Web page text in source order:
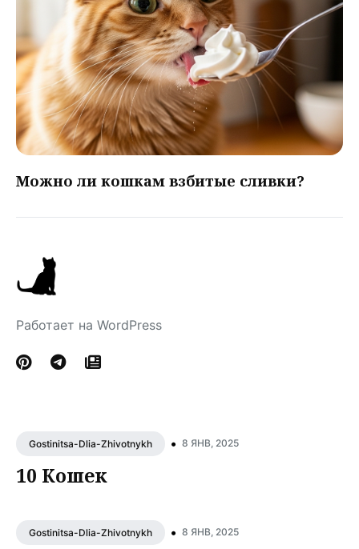
Можно ли кошкам взбитые сливки?
Работает на WordPress
Gostinitsa-Dlia-Zhivotnykh • 8 ЯНВ, 2025
10 Кошек
Gostinitsa-Dlia-Zhivotnykh • 8 ЯНВ, 2025